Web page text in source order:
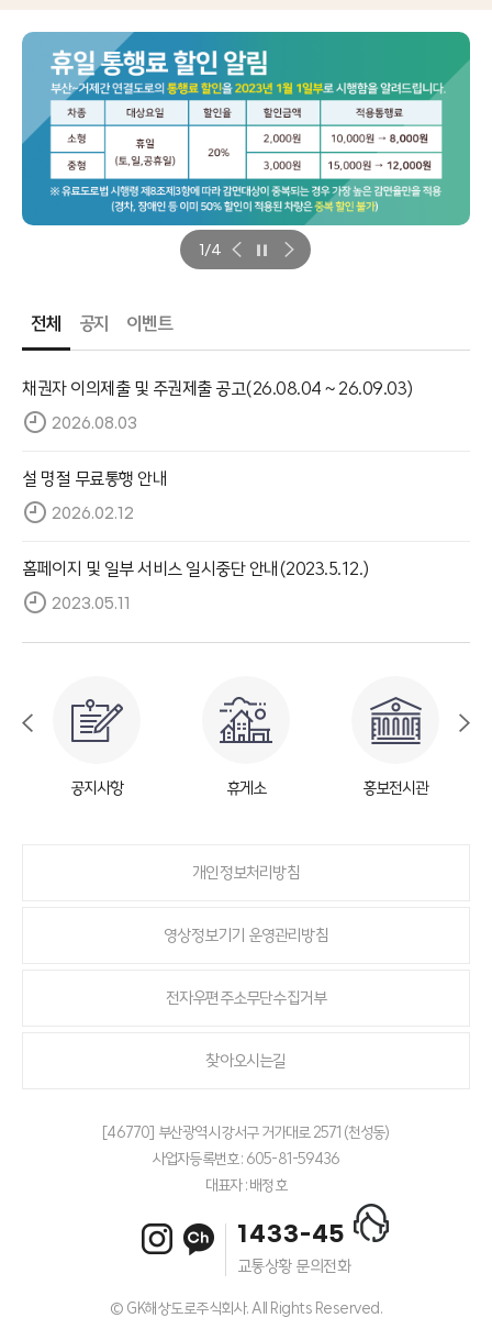
1/4
전체 공지 이벤트
채권자 이의제출 및 주권제출 공고(26.08.04 ~ 26.09.03)
2026.08.03
설 명절 무료통행 안내
2026.02.12
홈페이지 및 일부 서비스 일시중단 안내(2023.5.12.)
2023.05.11
공지사항 휴게소 홍보전시관
개인정보처리방침
영상정보기기 운영관리방침
전자우편주소무단수집거부
찾아오시는길
[46770] 부산광역시 강서구 거가대로 2571(천성동)
사업자등록번호 : 605-81-59436
대표자 : 배정호
1433-45
교통상황 문의전화
© GK해상도로주식회사. All Rights Reserved.